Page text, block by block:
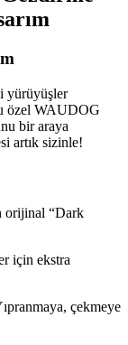
yürüyüşler
özel WAUDOG
bir araya
artık sizinle!
orijinal “Dark
için ekstra
çekmeye